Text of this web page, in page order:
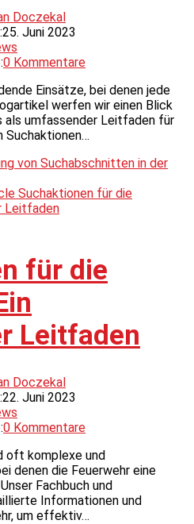
Doczekal
25. Juni 2023
0 Kommentare
Einsätze, bei denen jede
werfen wir einen Blick
als umfassender Leitfaden für
Suchaktionen…
von Suchabschnitten in der
für die
Leitfaden
Doczekal
22. Juni 2023
0 Kommentare
oft komplexe und
denen die Feuerwehr eine
Fachbuch und
Informationen und
um effektiv…